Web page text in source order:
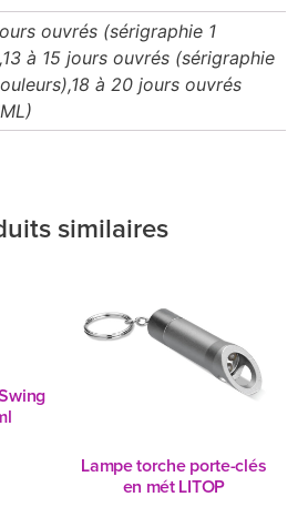
ouvrés (sérigraphie 1
à 15 jours ouvrés (sérigraphie
à 20 jours ouvrés
similaires
Lampe torche porte-clés
en mét LITOP